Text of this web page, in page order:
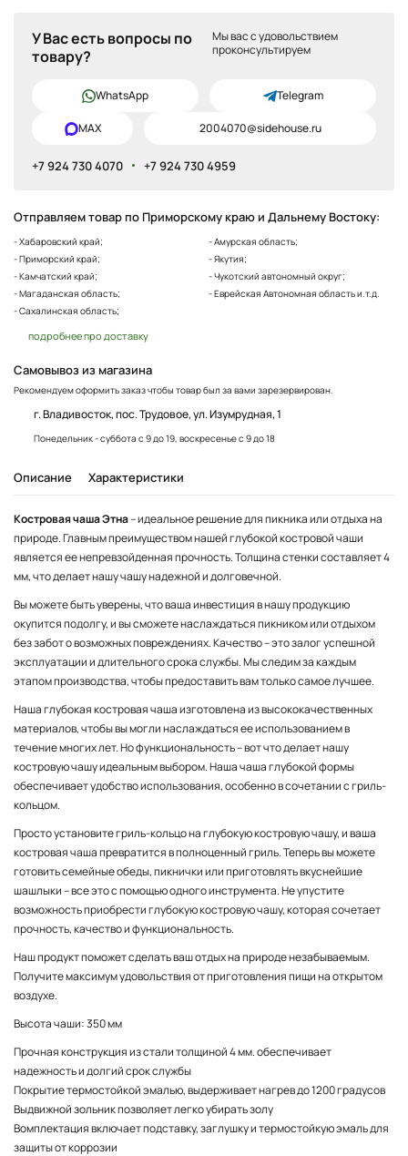
У Вас есть вопросы по
товару?
Мы вас с удовольствием
проконсультируем
WhatsApp Telegram
MAX 2004070@sidehouse.ru
+7 924 730 4070 +7 924 730 4959
Отправляем товар по Приморскому краю и Дальнему Востоку:
- Хабаровский край;
- Приморский край;
- Камчатский край;
- Магаданская область;
- Сахалинская область;
- Амурская область;
- Якутия;
- Чукотский автономный округ;
- Еврейская Автономная область и.т.д.
подробнее про доставку
Самовывоз из магазина
Рекомендуем оформить заказ чтобы товар был за вами зарезервирован.
г. Владивосток, пос. Трудовое, ул. Изумрудная, 1
Понедельник - суббота с 9 до 19, воскресенье с 9 до 18
Описание Характеристики
Костровая чаша Этна– идеальное решение для пикника или отдыха на
природе. Главным преимуществом нашей глубокой костровой чаши
является ее непревзойденная прочность. Толщина стенки составляет 4
мм, что делает нашу чашу надежной и долговечной.
Вы можете быть уверены, что ваша инвестиция в нашу продукцию
окупится подолгу, и вы сможете наслаждаться пикником или отдыхом
без забот о возможных повреждениях. Качество – это залог успешной
эксплуатации и длительного срока службы. Мы следим за каждым
этапом производства, чтобы предоставить вам только самое лучшее.
Наша глубокая костровая чаша изготовлена из высококачественных
материалов, чтобы вы могли наслаждаться ее использованием в
течение многих лет. Но функциональность – вот что делает нашу
костровую чашу идеальным выбором. Наша чаша глубокой формы
обеспечивает удобство использования, особенно в сочетании с гриль-
кольцом.
Просто установите гриль-кольцо на глубокую костровую чашу, и ваша
костровая чаша превратится в полноценный гриль. Теперь вы можете
готовить семейные обеды, пикнички или приготовлять вкуснейшие
шашлыки – все это с помощью одного инструмента. Не упустите
возможность приобрести глубокую костровую чашу, которая сочетает
прочность, качество и функциональность.
Наш продукт поможет сделать ваш отдых на природе незабываемым.
Получите максимум удовольствия от приготовления пищи на открытом
воздухе.
Высота чаши: 350 мм
Прочная конструкция из стали толщиной 4 мм. обеспечивает
надежность и долгий срок службы
Покрытие термостойкой эмалью, выдерживает нагрев до 1200 градусов
Выдвижной зольник позволяет легко убирать золу
Вомплектация включает подставку, заглушку и термостойкую эмаль для
защиты от коррозии